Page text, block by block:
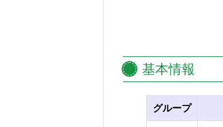
基本情報
グループ